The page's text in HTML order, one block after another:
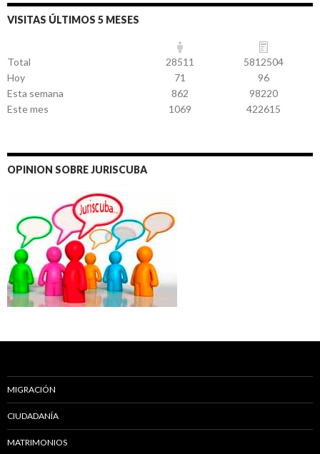
VISITAS ÚLTIMOS 5 MESES
Total 28511
5812504
Hoy
71
96
Esta semana
862
98220
Este mes
1069 422615
OPINION SOBRE JURISCUBA
MIGRACIÓN
CIUDADANÍA
MATRIMONIOS